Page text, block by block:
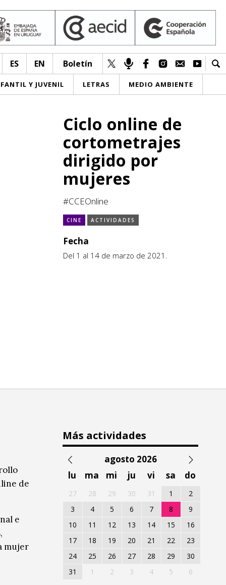
ES EN Boletín
Y JUVENIL LETRAS MEDIO AMBIENTE
Ciclo online de
cortometrajes
dirigido por
mujeres
#CCEOnline
CINE ACTIVIDADES
Fecha
Del 1 al 14 de marzo de 2021.
de
e
mujer
Más actividades
agosto 2026
lu
ma mi ju vi sa do
27 28 29 30 31 1
2
3
4 5 6 7 8
9
10
11 12 13 14 15
16
17
18 19 20 21 22
23
24
25 26 27 28 29
30
31
1 2 3 4 5 6